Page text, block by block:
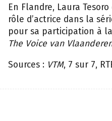
En Flandre, Laura
rôle d’actrice dans la
pour sa participation à
The Voice van
Sources : VTM, 7 sur 7,